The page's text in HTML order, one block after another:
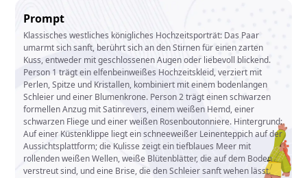
Prompt
Klassisches westliches königliches Hochzeitsporträt: Das Paar
umarmt sich sanft, berührt sich an den Stirnen für einen zarten
Kuss, entweder mit geschlossenen Augen oder liebevoll blickend.
Person 1 trägt ein elfenbeinweißes Hochzeitskleid, verziert mit
Perlen, Spitze und Kristallen, kombiniert mit einem bodenlangen
Schleier und einer Blumenkrone. Person 2 trägt einen schwarzen
formellen Anzug mit Satinrevers, einem weißen Hemd, einer
schwarzen Fliege und einer weißen Rosenboutonniere. Hintergrund:
Auf einer Küstenklippe liegt ein schneeweißer Leinenteppich auf der
Aussichtsplattform; die Kulisse zeigt ein tiefblaues Meer mit
rollenden weißen Wellen, weiße Blütenblätter, die auf dem Boden
verstreut sind, und eine Brise, die den Schleier sanft wehen lässt.